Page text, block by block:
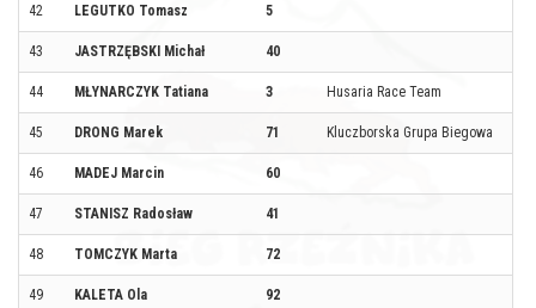
42 LEGUTKO Tomasz 5
43 JASTRZĘBSKI Michał 40
44 MŁYNARCZYK Tatiana 3 Husaria Race Team
45 DRONG Marek 71 Kluczborska Grupa Biegowa
46 MADEJ Marcin 60
47 STANISZ Radosław 41
48 TOMCZYK Marta 72
49 KALETA Ola 92